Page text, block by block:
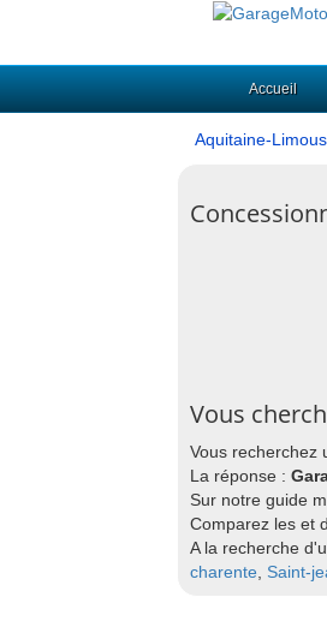
Accueil
Aquitaine-
Vous
Vous recherchez
La réponse :
Sur notre guide
Comparez les et
A la recherche
charente
Saint-